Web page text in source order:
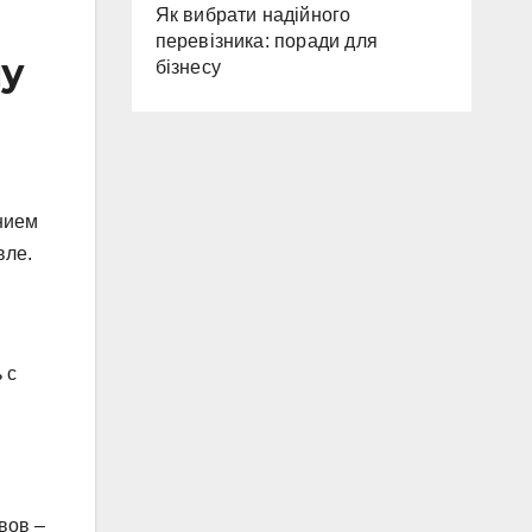
с
–
Як вибрати надійного
перевізника: поради для
бізнесу